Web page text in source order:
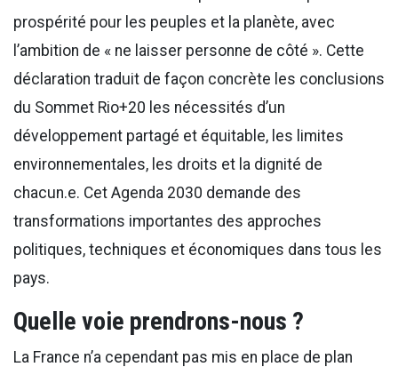
prospérité pour les peuples et la planète, avec
l’ambition de « ne laisser personne de côté ». Cette
déclaration traduit de façon concrète les conclusions
du Sommet Rio+20 les nécessités d’un
développement partagé et équitable, les limites
environnementales, les droits et la dignité de
chacun.e. Cet Agenda 2030 demande des
transformations importantes des approches
politiques, techniques et économiques dans tous les
pays.
Quelle voie prendrons-nous ?
La France n’a cependant pas mis en place de plan